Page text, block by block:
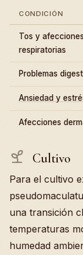
CONDICIÓN
Tos y afecciones
respiratorias
Problemas
Ansiedad y
Afecciones
Cultivo
Para el cultivo
una transición
temperaturas
humedad